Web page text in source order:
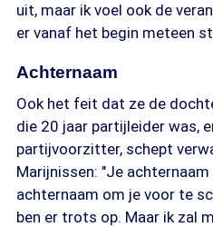
uit, maar ik voel ook de
er vanaf het begin meteen
Achternaam
Ook het feit dat ze de
die 20 jaar partijleider was,
partijvoorzitter, schept
Marijnissen: "Je
achternaam om je voor te
ben er trots op. Maar ik zal